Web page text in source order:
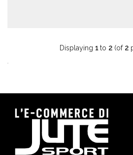
Displaying 1to 2(of 2